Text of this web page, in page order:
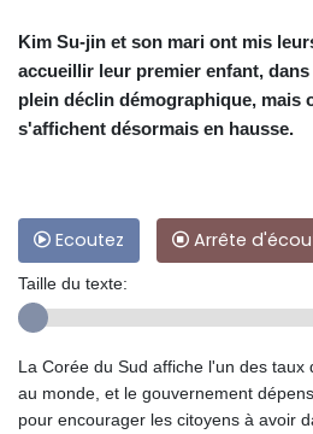
Kim Su-jin et son mari ont mis
accueillir leur premier enfant,
plein déclin démographique, mais
s'affichent désormais en hausse.
Ecoutez Arrête
Taille du texte:
La Corée du Sud affiche l'un des taux
au monde, et le gouvernement
pour encourager les citoyens à avoir